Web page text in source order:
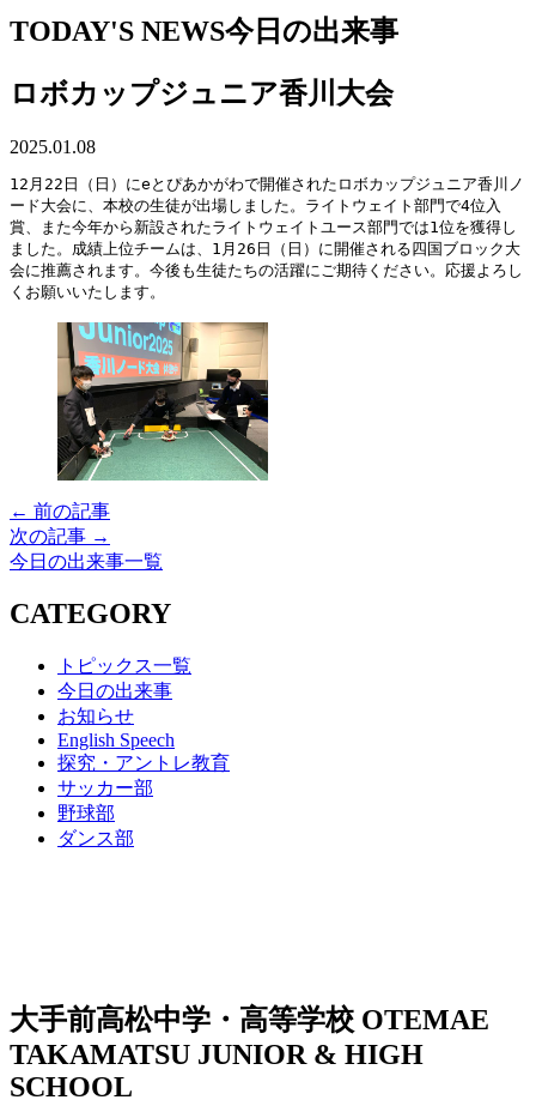
TODAY'S NEWS今日の出来事
ロボカップジュニア香川大会
2025.01.08
12月22日（日）にeとぴあかがわで開催されたロボカップジュニア香川ノ
ード大会に、本校の生徒が出場しました。ライトウェイト部門で4位入
賞、また今年から新設されたライトウェイトユース部門では1位を獲得し
ました。成績上位チームは、1月26日（日）に開催される四国ブロック大
会に推薦されます。今後も生徒たちの活躍にご期待ください。応援よろし
くお願いいたします。
← 前の記事
次の記事 →
今日の出来事一覧
CATEGORY
トピックス一覧
今日の出来事
お知らせ
English Speech
探究・アントレ教育
サッカー部
野球部
ダンス部
大手前高松中学・高等学校 OTEMAE
TAKAMATSU JUNIOR & HIGH
SCHOOL